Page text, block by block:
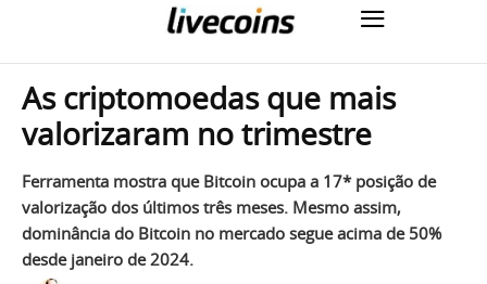
As criptomoedas que mais
valorizaram no trimestre
Ferramenta mostra que Bitcoin ocupa a 17* posição de
valorização dos últimos três meses. Mesmo assim,
dominância do Bitcoin no mercado segue acima de 50%
desde janeiro de 2024.